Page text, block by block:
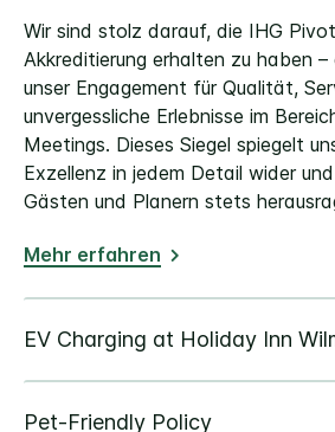
Wir sind stolz darauf, die IHG
Akkreditierung erhalten zu haben –
unser Engagement für Qualität,
unvergessliche Erlebnisse im
Meetings. Dieses Siegel spiegelt
Exzellenz in jedem Detail wider
Gästen und Planern stets
Mehr erfahren